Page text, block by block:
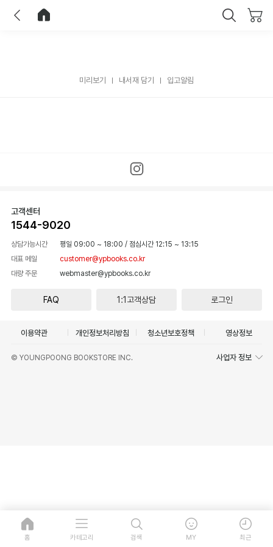
미리보기 내서재 담기 입고알림
고객센터
1544-9020
상담가능시간 평일 09:00 ~ 18:00 / 점심시간 12:15 ~ 13:15
대표 메일
customer@ypbooks.co.kr
대량 주문
webmaster@ypbooks.co.kr
FAQ 1:1고객상담 로그인
이용약관 개인정보처리방침 청소년보호정책 영상정보
© YOUNGPOONG BOOKSTORE INC. 사업자 정보
홈 카테고리 검색 MY 최근